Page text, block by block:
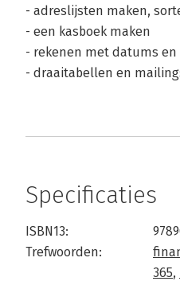
- adreslijsten maken,
- een kasboek maken
- rekenen met datums
- draaitabellen en
Specificaties
ISBN13:
Trefwoorden:
365,